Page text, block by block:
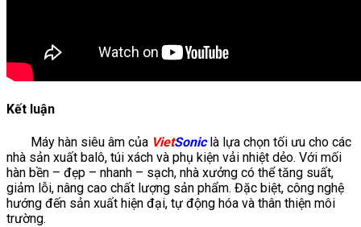
Kết luận
Máy hàn siêu âm của VietSoniclà lựa chọn tối ưu cho các
nhà sản xuất balô, túi xách và phụ kiện vải nhiệt dẻo. Với mối
hàn bền – đẹp – nhanh – sạch, nhà xưởng có thể tăng suất,
giảm lỗi, nâng cao chất lượng sản phẩm. Đặc biệt, công nghệ
hướng đến sản xuất hiện đại, tự động hóa và thân thiện môi
trường.